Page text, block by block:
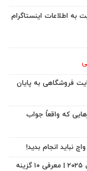
فروشگاهی به پایان
که واقعاً جواب
مناسب‌ترین کارت گرافیک برای بازی و گیمینگ در سال ۲۰۲۵ | معرفی ۱۰ گزینه